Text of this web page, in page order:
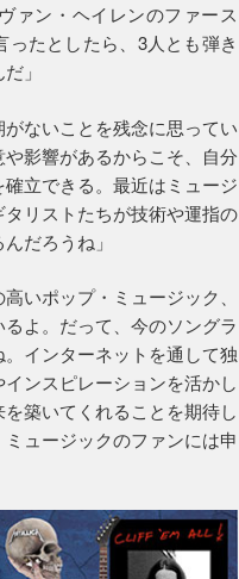
ァン・ヘイレンのファース
ったとしたら、3人とも弾き
」
ないことを残念に思ってい
影響があるからこそ、自分
立できる。最近はミュージ
リストたちが技術や運指の
だろうね」
いポップ・ミュージック、
よ。だって、今のソングラ
インターネットを通して独
ンスピレーションを活かし
築いてくれることを期待し
ュージックのファンには申